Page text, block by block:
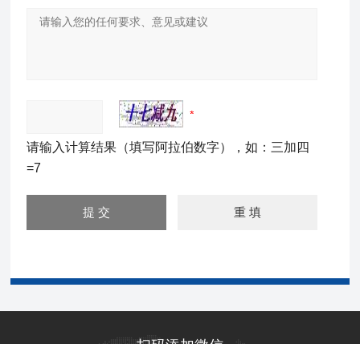
请输入计算结果（填写阿拉伯数字），如：三加四
=7